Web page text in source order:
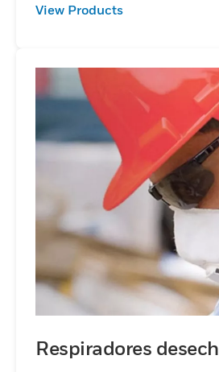
View Products
Respiradores